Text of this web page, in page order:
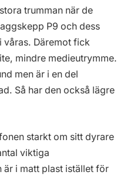
trumman när de
P9 och dess
våras. Däremot fick
mindre medieutrymme.
men är i en del
Så har den också lägre
starkt om sitt dyrare
viktiga
är i matt plast istället för